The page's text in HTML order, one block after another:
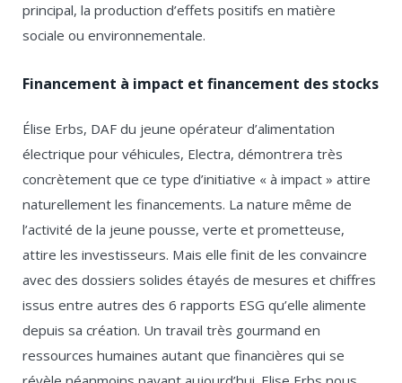
principal, la production d’effets positifs en matière
sociale ou environnementale.
Financement à impact et financement des stocks
Élise Erbs, DAF du jeune opérateur d’alimentation
électrique pour véhicules, Electra, démontrera très
concrètement que ce type d’initiative « à impact » attire
naturellement les financements. La nature même de
l’activité de la jeune pousse, verte et prometteuse,
attire les investisseurs. Mais elle finit de les convaincre
avec des dossiers solides étayés de mesures et chiffres
issus entre autres des 6 rapports ESG qu’elle alimente
depuis sa création. Un travail très gourmand en
ressources humaines autant que financières qui se